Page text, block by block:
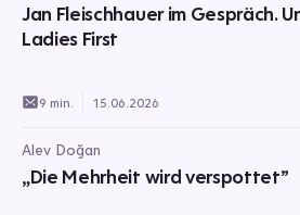
Jan Fleischhauer im Gespräch.
Ladies First
9 min. 15.06.2026
Alev Doğan
„Die Mehrheit wird verspottet”